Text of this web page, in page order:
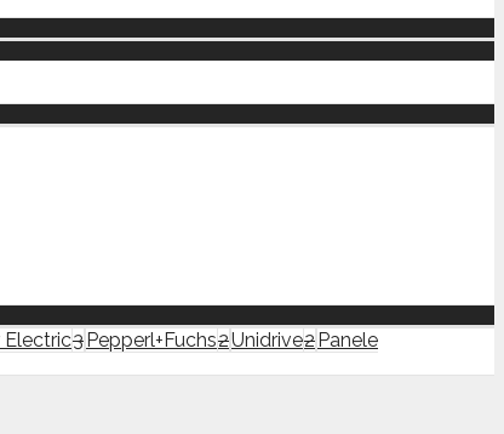
Electric3 Pepperl+Fuchs2Unidrive2 Panele